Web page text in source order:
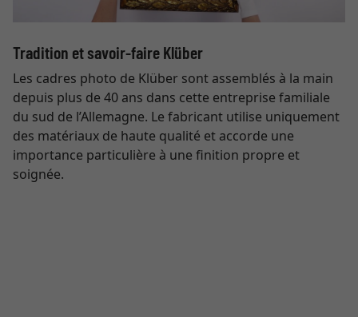
Tradition et savoir-faire Klüber
Les cadres photo de Klüber sont assemblés à la main
depuis plus de 40 ans dans cette entreprise familiale
du sud de l’Allemagne. Le fabricant utilise uniquement
des matériaux de haute qualité et accorde une
importance particulière à une finition propre et
soignée.